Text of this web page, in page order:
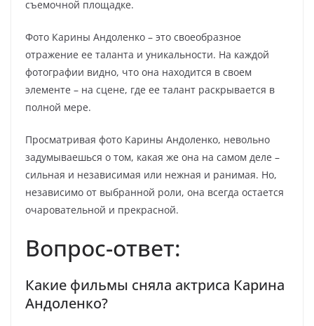
съемочной площадке.
Фото Карины Андоленко – это своеобразное
отражение ее таланта и уникальности. На каждой
фотографии видно, что она находится в своем
элементе – на сцене, где ее талант раскрывается в
полной мере.
Просматривая фото Карины Андоленко, невольно
задумываешься о том, какая же она на самом деле –
сильная и независимая или нежная и ранимая. Но,
независимо от выбранной роли, она всегда остается
очаровательной и прекрасной.
Вопрос-ответ:
Какие фильмы сняла актриса Карина
Андоленко?